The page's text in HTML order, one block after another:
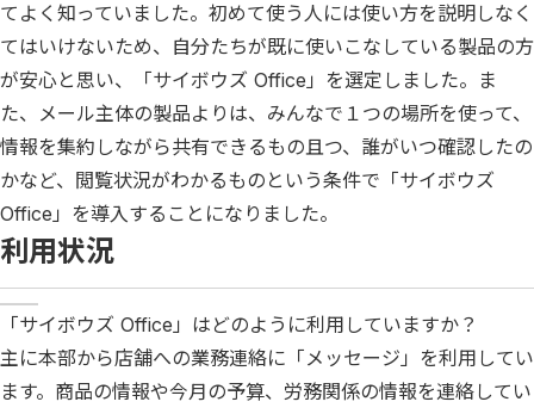
てよく知っていました。初めて使う人には使い方を説明しなく
てはいけないため、自分たちが既に使いこなしている製品の方
が安心と思い、「サイボウズ Office」を選定しました。ま
た、メール主体の製品よりは、みんなで１つの場所を使って、
情報を集約しながら共有できるもの且つ、誰がいつ確認したの
かなど、閲覧状況がわかるものという条件で「サイボウズ
Office」を導入することになりました。
利用状況
「サイボウズ Office」はどのように利用していますか？
主に本部から店舗への業務連絡に「メッセージ」を利用してい
ます。商品の情報や今月の予算、労務関係の情報を連絡してい